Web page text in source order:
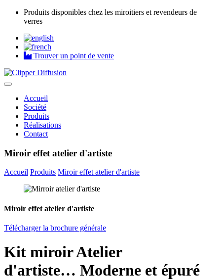
Produits disponibles chez les miroitiers et revendeurs de
verres
Trouver un point de vente
Accueil
Société
Produits
Réalisations
Contact
Miroir effet atelier d'artiste
Accueil Produits Miroir effet atelier d'artiste
Miroir effet atelier d'artiste
Télécharger la brochure générale
Kit miroir Atelier
d'artiste… Moderne et épuré